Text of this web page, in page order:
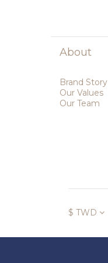
About
Brand Story
Our Values
Our Team
$ TWD